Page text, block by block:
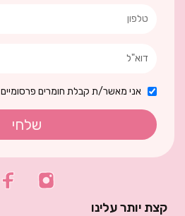
אני מאשר/ת קבלת חומרים פרסומיים
שלחי
קצת יותר עלינו